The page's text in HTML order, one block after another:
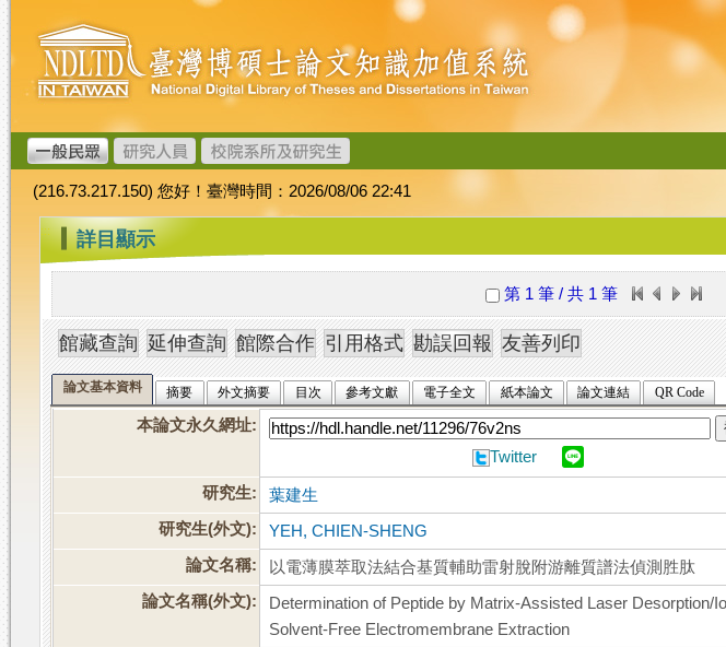
跳
到
主
要
內
容
臺
灣
博
碩
士
論
文
加
值
系
統
(216.73.217.150) 您好！臺灣時間：2026/08/06 22:41
::: 詳目顯示
第 1 筆 / 共 1 筆
論文基本資料 摘要 外文摘要 目次 參考文獻 電子全文 紙本論文 論文連結 QR Code
本論文永久網址:
Twitter
研究生:
葉建生
研究生(外文):
YEH, CHIEN-SHENG
論文名稱:
以電薄膜萃取法結合基質輔助雷射脫附游離質譜法偵測胜肽
論文名稱(外文):
Determination of Peptide by Matrix-Assisted Laser Desorption/
Solvent-Free Electromembrane Extraction